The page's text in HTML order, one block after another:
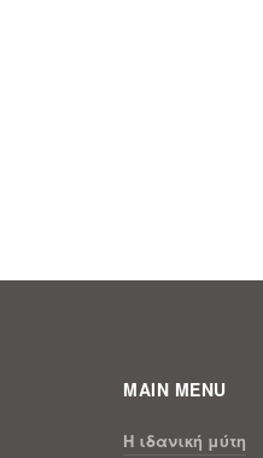
MAIN MENU
H ιδανική μύτη